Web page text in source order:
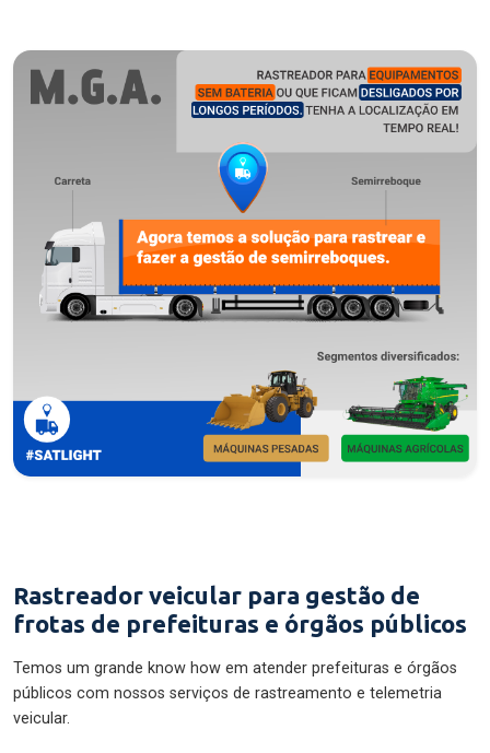
Rastreador veicular para gestão de
frotas de prefeituras e órgãos públicos
Temos um grande know how em atender prefeituras e órgãos
públicos com nossos serviços de rastreamento e telemetria
veicular.